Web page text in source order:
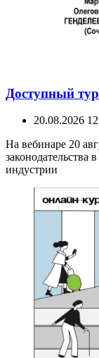
Доступный
20.08.2026
На вебинаре 20
законодательства
индустрии